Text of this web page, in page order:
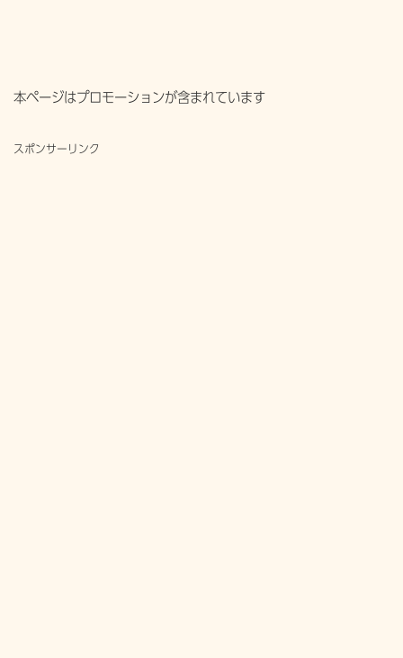
本ページはプロモーションが含まれています
スポンサーリンク